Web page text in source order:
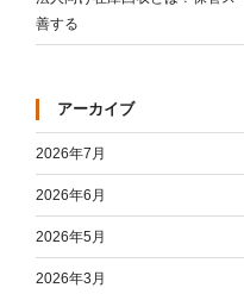
善する
アーカイブ
2026年7月
2026年6月
2026年5月
2026年3月